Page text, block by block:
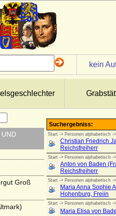
kein
UND
Groß